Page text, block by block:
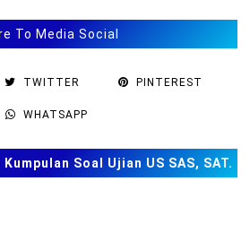
To Media Social
TWITTER PINTEREST
WHATSAPP
Soal Ujian US SAS, SAT.